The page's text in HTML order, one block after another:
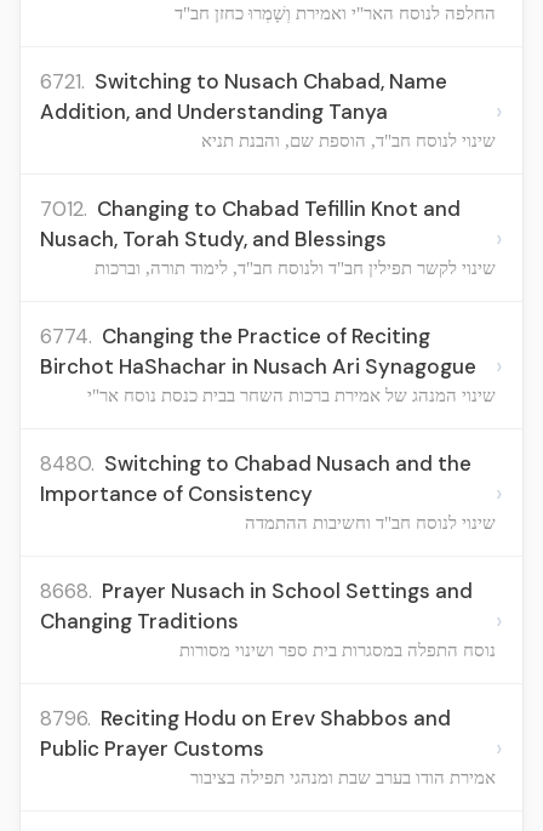
החלפה לנוסח האר"י ואמירת וְשָׁמְרוּ כחזן חב"ד
6721. Switching to Nusach Chabad, Name
Addition, and Understanding Tanya
שינוי לנוסח חב"ד, הוספת שם, והבנת תניא
›
7012. Changing to Chabad Tefillin Knot and
Nusach, Torah Study, and Blessings
שינוי לקשר תפילין חב"ד ולנוסח חב"ד, לימוד תורה, וברכות
›
6774. Changing the Practice of Reciting
Birchot HaShachar in Nusach Ari Synagogue
שינוי המנהג של אמירת ברכות השחר בבית כנסת נוסח אר"י
›
8480. Switching to Chabad Nusach and the
Importance of Consistency
שינוי לנוסח חב"ד וחשיבות ההתמדה
›
8668. Prayer Nusach in School Settings and
Changing Traditions
נוסח התפלה במסגרות בית ספר ושינוי מסורות
›
8796. Reciting Hodu on Erev Shabbos and
Public Prayer Customs
אמירת הודו בערב שבת ומנהגי תפילה בציבור
›